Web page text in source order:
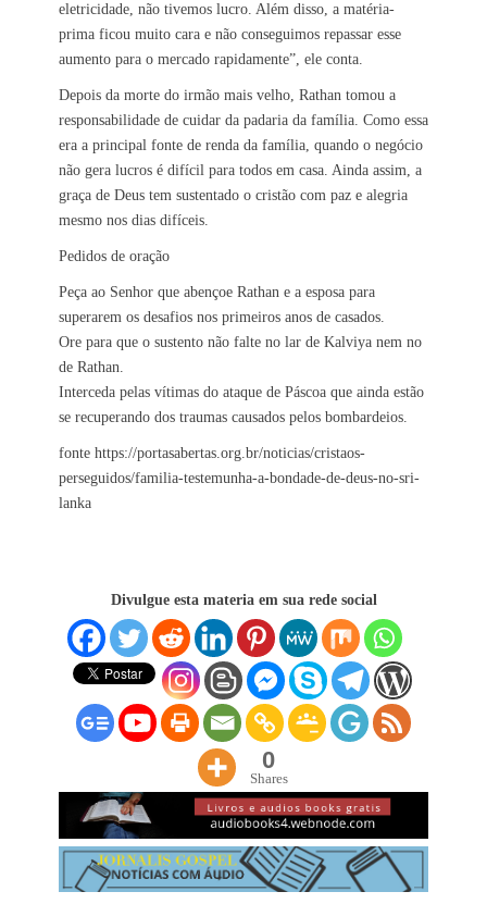
eletricidade, não tivemos lucro. Além disso, a matéria-
prima ficou muito cara e não conseguimos repassar esse
aumento para o mercado rapidamente”, ele conta.
Depois da morte do irmão mais velho, Rathan tomou a
responsabilidade de cuidar da padaria da família. Como essa
era a principal fonte de renda da família, quando o negócio
não gera lucros é difícil para todos em casa. Ainda assim, a
graça de Deus tem sustentado o cristão com paz e alegria
mesmo nos dias difíceis.
Pedidos de oração
Peça ao Senhor que abençoe Rathan e a esposa para
superarem os desafios nos primeiros anos de casados.
Ore para que o sustento não falte no lar de Kalviya nem no
de Rathan.
Interceda pelas vítimas do ataque de Páscoa que ainda estão
se recuperando dos traumas causados pelos bombardeios.
fonte https://portasabertas.org.br/noticias/cristaos-
perseguidos/familia-testemunha-a-bondade-de-deus-no-sri-
lanka
Divulgue esta materia em sua rede social
0
Shares